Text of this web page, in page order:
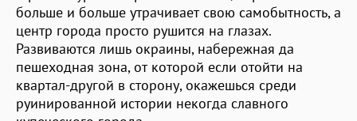
больше и больше утрачивает свою самобытность, а
центр города просто рушится на глазах.
Развиваются лишь окраины, набережная да
пешеходная зона, от которой если отойти на
квартал-другой в сторону, окажешься среди
руинированной истории некогда славного